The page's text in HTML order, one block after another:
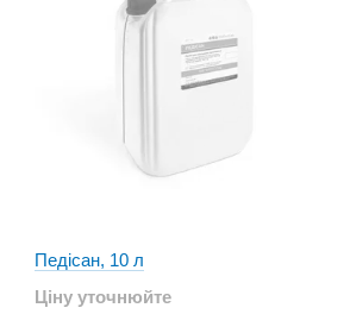
Педісан, 10 л
Ціну уточнюйте